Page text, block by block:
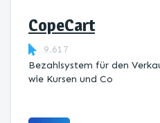
CopeCart
9.617
Bezahlsystem für den
wie Kursen und Co